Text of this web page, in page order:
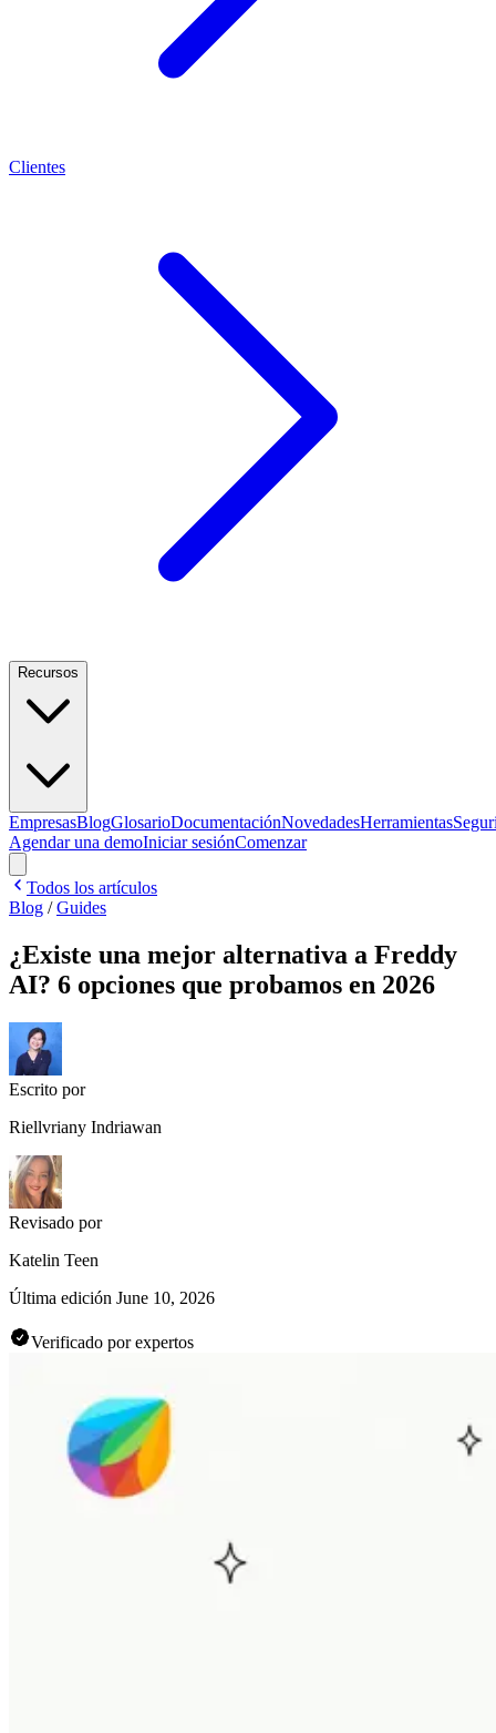
Clientes
Recursos
EmpresasBlogGlosarioDocumentaciónNovedadesHerramientas
Agendar una demoIniciar sesiónComenzar
Todos los artículos
Blog /Guides
¿Existe una mejor alternativa a Freddy
AI? 6 opciones que probamos en 2026
Escrito por
Riellvriany Indriawan
Revisado por
Katelin Teen
Última edición June 10, 2026
Verificado por expertos